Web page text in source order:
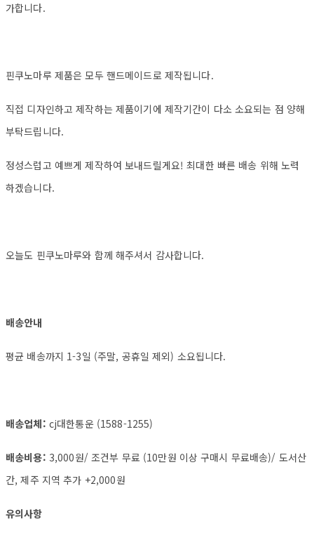
가합니다.
핀쿠노마루 제품은 모두 핸드메이드로 제작됩니다.
직접 디자인하고 제작하는 제품이기에 제작기간이 다소 소요되는 점 양해
부탁드립니다.
정성스럽고 예쁘게 제작하여 보내드릴게요! 최대한 빠른 배송 위해 노력
하겠습니다.
오늘도 핀쿠노마루와 함께 해주셔서 감사합니다.
배송안내
평균 배송까지 1-3일 (주말, 공휴일 제외) 소요됩니다.
배송업체: cj대한통운 (1588-1255)
배송비용: 3,000원/ 조건부 무료 (10만원 이상 구매시 무료배송)/ 도서산
간, 제주 지역 추가 +2,000원
유의사항